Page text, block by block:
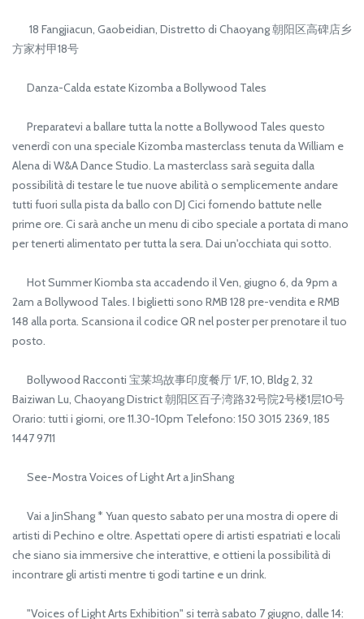
18 Fangjiacun, Gaobeidian, Distretto di Chaoyang 朝阳区高碑店乡
方家村甲18号
Danza-Calda estate Kizomba a Bollywood Tales
Preparatevi a ballare tutta la notte a Bollywood Tales questo
venerdì con una speciale Kizomba masterclass tenuta da William e
Alena di W&A Dance Studio. La masterclass sarà seguita dalla
possibilità di testare le tue nuove abilità o semplicemente andare
tutti fuori sulla pista da ballo con DJ Cici fornendo battute nelle
prime ore. Ci sarà anche un menu di cibo speciale a portata di mano
per tenerti alimentato per tutta la sera. Dai un'occhiata qui sotto.
Hot Summer Kiomba sta accadendo il Ven, giugno 6, da 9pm a
2am a Bollywood Tales. I biglietti sono RMB 128 pre-vendita e RMB
148 alla porta. Scansiona il codice QR nel poster per prenotare il tuo
posto.
Bollywood Racconti 宝莱坞故事印度餐厅 1/F, 10, Bldg 2, 32
Baiziwan Lu, Chaoyang District 朝阳区百子湾路32号院2号楼1层10号
Orario: tutti i giorni, ore 11.30-10pm Telefono: 150 3015 2369, 185
1447 9711
See-Mostra Voices of Light Art a JinShang
Vai a JinShang * Yuan questo sabato per una mostra di opere di
artisti di Pechino e oltre. Aspettati opere di artisti espatriati e locali
che siano sia immersive che interattive, e ottieni la possibilità di
incontrare gli artisti mentre ti godi tartine e un drink.
"Voices of Light Arts Exhibition" si terrà sabato 7 giugno, dalle 14: